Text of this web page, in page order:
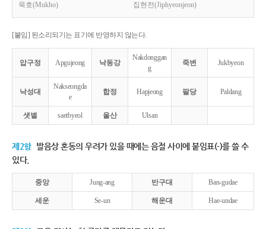
묵호(Mukho) 집현전(Jiphyeonjeon)
[붙임] 된소리되기는 표기에 반영하지 않는다.
압구정 Apgujeong 낙동강
Nakdonggan
g
죽변 Jukbyeon
낙성대
Nakseongda
e
합정 Hapjeong 팔당 Paldang
샛별 saetbyeol 울산 Ulsan
제2항 발음상 혼동의 우려가 있을 때에는 음절 사이에 붙임표(-)를 쓸 수
있다.
중앙 Jung-ang 반구대 Ban-gudae
세운 Se-un 해운대 Hae-undae